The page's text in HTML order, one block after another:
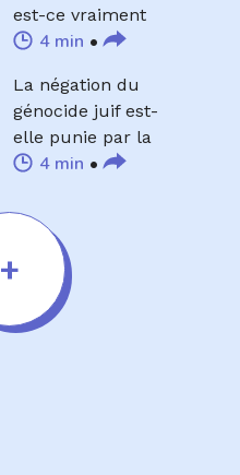
est-ce vraiment
efficace ?
4 min
La négation du
génocide juif est-
elle punie par la
loi ?4 min
+